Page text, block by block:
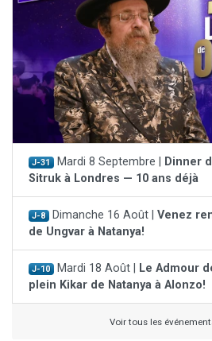
J-31 Mardi 8 Septembre |
Dinner
Sitruk à Londres — 10 ans déjà
J-8 Dimanche 16 Août | Venez
de Ungvar à Natanya!
J-10 Mardi 18 Août |
Le Admour
plein Kikar de Natanya à Alonzo!
Voir tous les